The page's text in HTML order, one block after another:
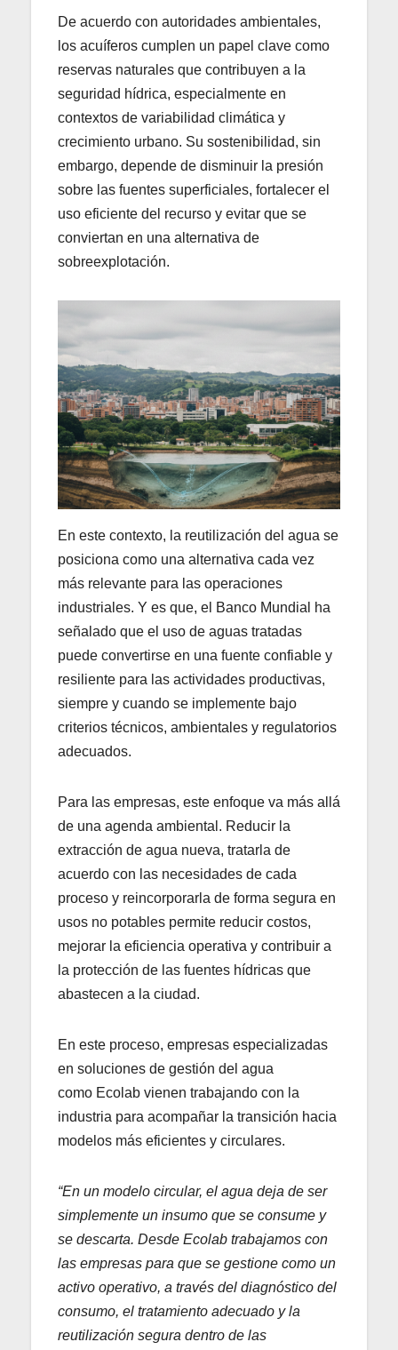
De acuerdo con autoridades ambientales,
los acuíferos cumplen un papel clave como
reservas naturales que contribuyen a la
seguridad hídrica, especialmente en
contextos de variabilidad climática y
crecimiento urbano. Su sostenibilidad, sin
embargo, depende de disminuir la presión
sobre las fuentes superficiales, fortalecer el
uso eficiente del recurso y evitar que se
conviertan en una alternativa de
sobreexplotación.
En este contexto, la reutilización del agua se
posiciona como una alternativa cada vez
más relevante para las operaciones
industriales. Y es que, el Banco Mundial ha
señalado que el uso de aguas tratadas
puede convertirse en una fuente confiable y
resiliente para las actividades productivas,
siempre y cuando se implemente bajo
criterios técnicos, ambientales y regulatorios
adecuados.
Para las empresas, este enfoque va más allá
de una agenda ambiental. Reducir la
extracción de agua nueva, tratarla de
acuerdo con las necesidades de cada
proceso y reincorporarla de forma segura en
usos no potables permite reducir costos,
mejorar la eficiencia operativa y contribuir a
la protección de las fuentes hídricas que
abastecen a la ciudad.
En este proceso, empresas especializadas
en soluciones de gestión del agua
como Ecolab vienen trabajando con la
industria para acompañar la transición hacia
modelos más eficientes y circulares.
“En un modelo circular, el agua deja de ser
simplemente un insumo que se consume y
se descarta. Desde Ecolab trabajamos con
las empresas para que se gestione como un
activo operativo, a través del diagnóstico del
consumo, el tratamiento adecuado y la
reutilización segura dentro de las